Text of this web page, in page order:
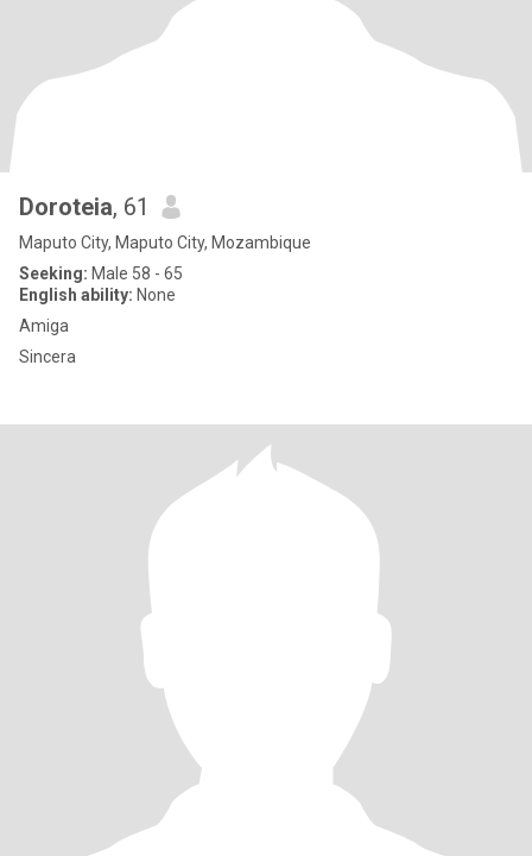
Doroteia, 61
Maputo City, Maputo City, Mozambique
Seeking: Male 58 - 65
English ability: None
Amiga
Sincera